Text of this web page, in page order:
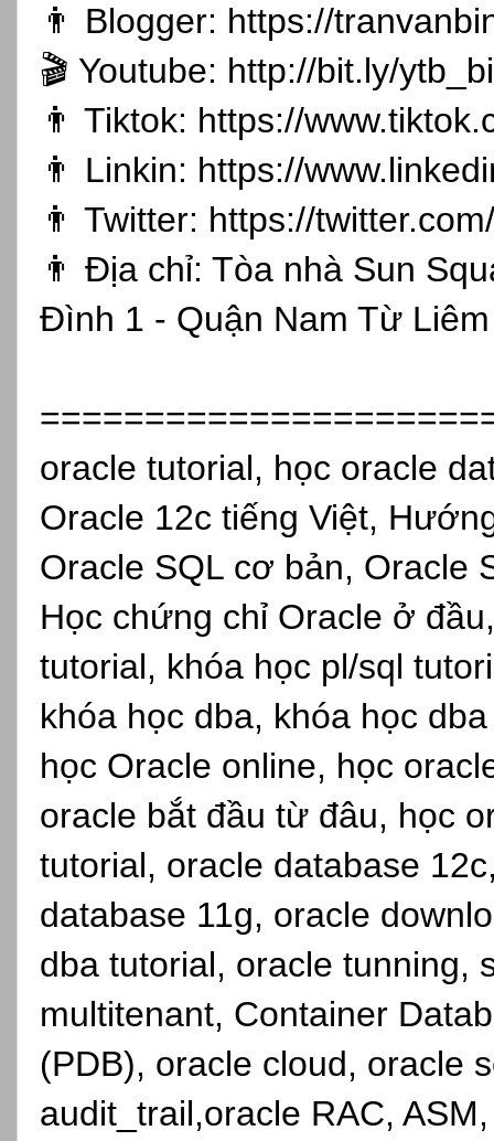
👨 Blogger: https://
🎬 Youtube: http://bit.ly/
👨 Tiktok: https://
👨 Linkin: https://
👨 Twitter: https://
👨 Địa chỉ: Tòa nhà Sun
Đình 1 - Quận Nam Từ Liêm
oracle tutorial, học oracle
Oracle 12c tiếng Việt,
Oracle SQL cơ bản, Oracle
Học chứng chỉ Oracle ở
tutorial, khóa học pl/sql
khóa học dba, khóa học
học Oracle online, học
oracle bắt đầu từ đâu, học
tutorial, oracle database
database 11g, oracle
dba tutorial, oracle tunning,
multitenant, Container
(PDB), oracle cloud, oracle
audit_trail,oracle RAC,